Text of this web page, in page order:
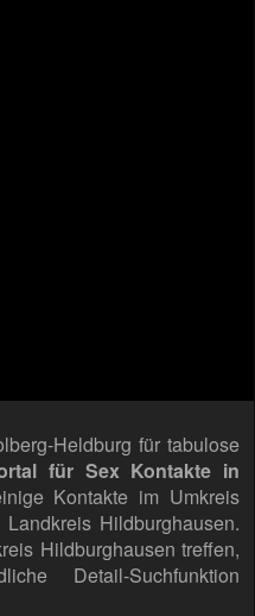
Heldburg für tabulose
für Sex Kontakte in
Kontakte im Umkreis
Hildburghausen.
Hildburghausen treffen,
Detail-Suchfunktion